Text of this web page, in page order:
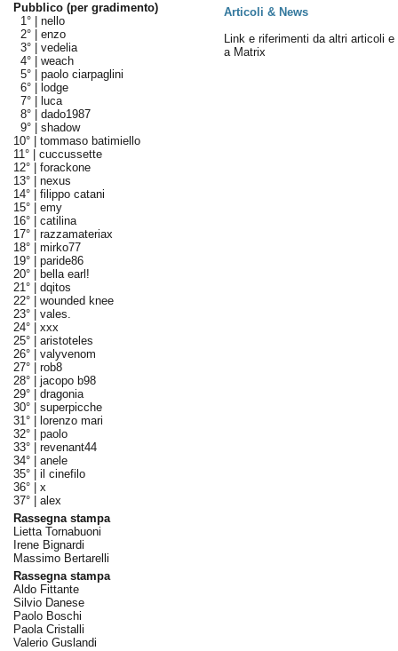
Pubblico (per gradimento)
1° | nello
2° | enzo
3° | vedelia
4° | weach
5° | paolo ciarpaglini
6° |
lodge
7° |
luca
8° | dado1987
9° | shadow
10° | tommaso batimiello
11° | cuccussette
12° | forackone
13° | nexus
14° | filippo catani
15° | emy
16° | catilina
17° | razzamateriax
18° | mirko77
19° | paride86
20° |
bella earl!
21° | dqitos
22° | wounded knee
23° | vales.
24° | xxx
25° | aristoteles
26° | valyvenom
27° | rob8
28° | jacopo b98
29° | dragonia
30° | superpicche
31° |
lorenzo mari
32° | paolo
33° | revenant44
34° | anele
35° | il cinefilo
36° | x
37° | alex
Rassegna stampa
Lietta Tornabuoni
Irene Bignardi
Massimo Bertarelli
Rassegna stampa
Aldo Fittante
Silvio Danese
Paolo Boschi
Paola Cristalli
Valerio Guslandi
Articoli & News
Link e riferimenti da altri articoli e
a Matrix